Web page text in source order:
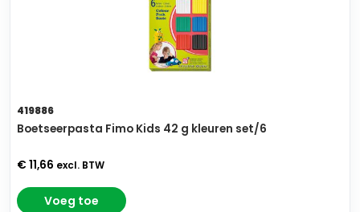
419886
Boetseerpasta Fimo Kids 42 g kleuren set/6
€ 11,66 excl. BTW
Voeg toe